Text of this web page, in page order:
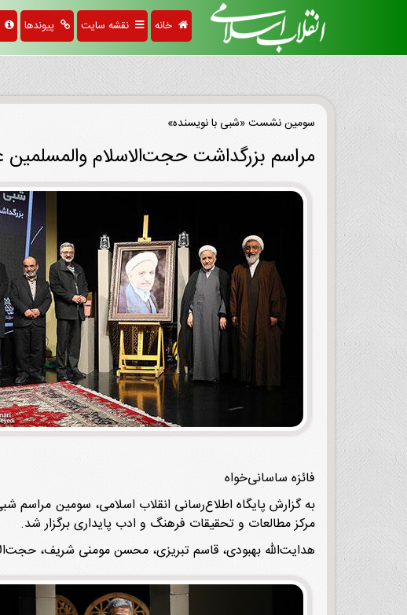
خانه نقشه سایت پیوندها
سومین نشست «شبی با نویسنده»
مراسم بزرگداشت حجت‌الاسلام والمسلمین
فائزه ساسانی‌خواه
مرکز مطالعات و تحقیقات فرهنگ و ادب پایداری برگزار شد.
هدایت‌الله بهبودی، قاسم تبریزی، محسن مومنی ‌شریف،